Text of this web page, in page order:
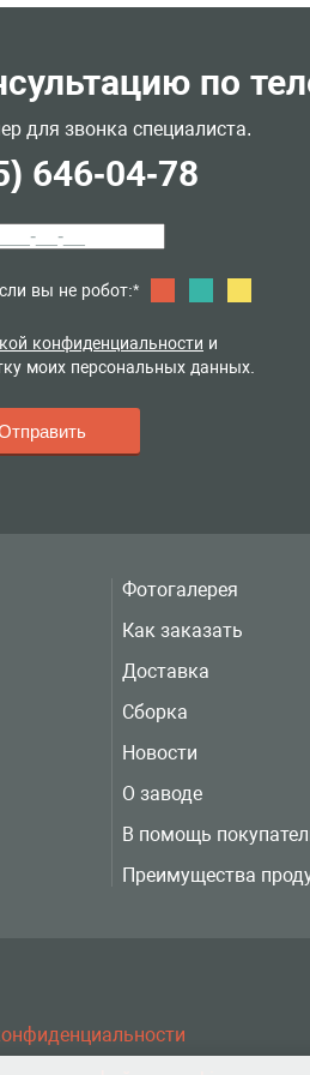
по
для звонка специалиста.
646-04-78
вы не робот:*
конфиденциальности и
моих персональных данных.
Фотогалерея
Как заказать
Доставка
Сборка
Новости
О заводе
В помощь
Преимущества